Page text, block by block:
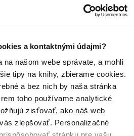
a kontaktnými údajmi?
na našom webe správate, a mohli
tipy na knihy, zbierame cookies.
a bez nich by naša stránka
toho používame analytické
zisťovať, ako náš web
zlepšovať. Personalizačné